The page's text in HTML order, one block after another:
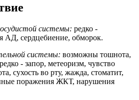
системы: редко -
АД, сердцебиение, обморок.
системы: возможны тошнота,
- запор, метеоризм, чувство
сухость во рту, жажда, стоматит,
поражения ЖКТ, нарушения